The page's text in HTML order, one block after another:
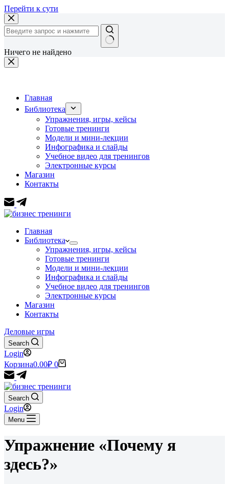
Перейти к сути
Ничего не найдено
Главная
Библиотека
Упражнения, игры, кейсы
Готовые тренинги
Модели и мини-лекции
Инфографика и слайды
Учебное видео для тренингов
Электронные курсы
Магазин
Контакты
Главная
Библиотека
Упражнения, игры, кейсы
Готовые тренинги
Модели и мини-лекции
Инфографика и слайды
Учебное видео для тренингов
Электронные курсы
Магазин
Контакты
Деловые игры
Search
Login
Корзина0.00₽ 0
Search
Login
Menu
Упражнение «Почему я
здесь?»